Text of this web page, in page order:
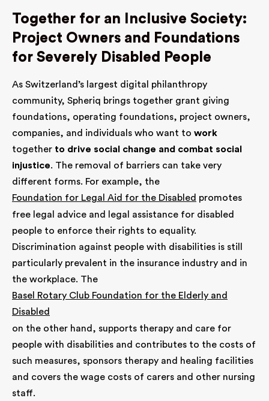
Together for an Inclusive Society:
Project Owners and Foundations
for Severely Disabled People
As Switzerland’s largest digital philanthropy
community, Spheriq brings together grant giving
foundations, operating foundations, project owners,
companies, and individuals who want to work
together to drive social change and combat social
injustice. The removal of barriers can take very
different forms. For example, the
Foundation for Legal Aid for the Disabled promotes
free legal advice and legal assistance for disabled
people to enforce their rights to equality.
Discrimination against people with disabilities is still
particularly prevalent in the insurance industry and in
the workplace. The
Basel Rotary Club Foundation for the Elderly and
Disabled
on the other hand, supports therapy and care for
people with disabilities and contributes to the costs of
such measures, sponsors therapy and healing facilities
and covers the wage costs of carers and other nursing
staff.